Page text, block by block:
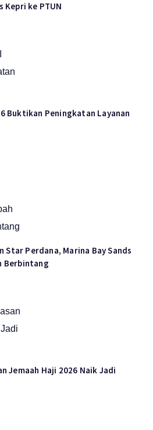
Kepri ke PTUN
Buktikan Peningkatan Layanan
Star Perdana, Marina Bay Sands
Berbintang
Jemaah Haji 2026 Naik Jadi